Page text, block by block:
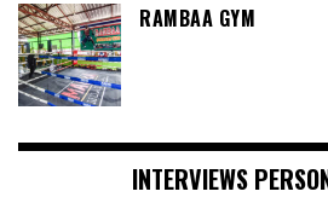
RAMBAA GYM
INTERVIEWS